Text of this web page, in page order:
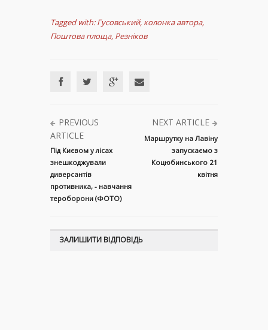
Tagged with: Гусовський, колонка автора,
Поштова площа, Резніков
PREVIOUS
ARTICLE
Під Києвом у лісах
знешкоджували
диверсантів
противника, - навчання
тероборони (ФОТО)
NEXT ARTICLE
Маршрутку на Лавіну
запускаємо з
Коцюбинського 21
квітня
ЗАЛИШИТИ ВІДПОВІДЬ